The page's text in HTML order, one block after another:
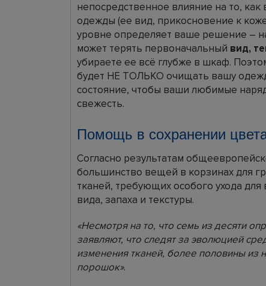
непосредственное влияние на то,
одежды (ее вид, прикосновение к
уровне определяет ваше решение –
может терять первоначальный вид,
убираете ее всё глубже в шкаф.
будет НЕ ТОЛЬКО очищать вашу
состояние, чтобы ваши любимые
свежесть.
Помощь в сохранении
Согласно результатам
большинство вещей в корзинах для
тканей, требующих особого ухода
вида, запаха и текстуры.
«Несмотря на то, что семь из десяти
заявляют, что следят за эволюцией
изменения тканей, более половины из
порошок».